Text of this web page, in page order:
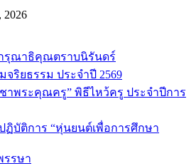
รุณาธิคุณตราบนิรันดร์
ริยธรรม ประจำปี 2569
าพระคุณครู” พิธีไหว้ครู ประจำปีการ
ฏิบัติการ “หุ่นยนต์เพื่อการศึกษา
รรษา